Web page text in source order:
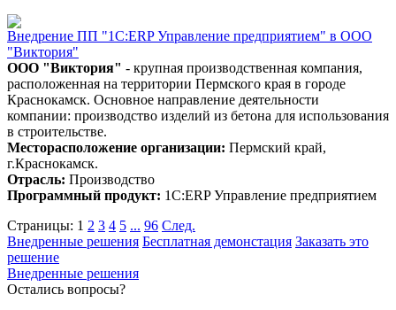
Внедрение ПП "1С:ERP Управление предприятием" в ООО
"Виктория"
ООО "Виктория" - крупная производственная компания,
расположенная на территории Пермского края в городе
Краснокамск. Основное направление деятельности
компании: производство изделий из бетона для использования
в строительстве.
Месторасположение организации: Пермский край,
г.Краснокамск.
Отрасль: Производство
Программный продукт: 1С:ERP Управление предприятием
Страницы: 1 2 3 4 5 ... 96 След.
Внедренные решения Бесплатная демонстация Заказать это
решение
Внедренные решения
Остались вопросы?